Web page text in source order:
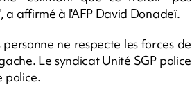
affirmé à l'AFP David Donadeï.
ne respecte les forces de
Le syndicat Unité SGP police
police.